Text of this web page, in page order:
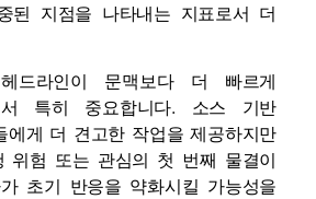
된 지점을 나타내는 지표로서 더
드라인이 문맥보다 더 빠르게
서 특히 중요합니다. 소스 기반
에게 더 견고한 작업을 제공하지만
위험 또는 관심의 첫 번째 물결이
초기 반응을 약화시킬 가능성을